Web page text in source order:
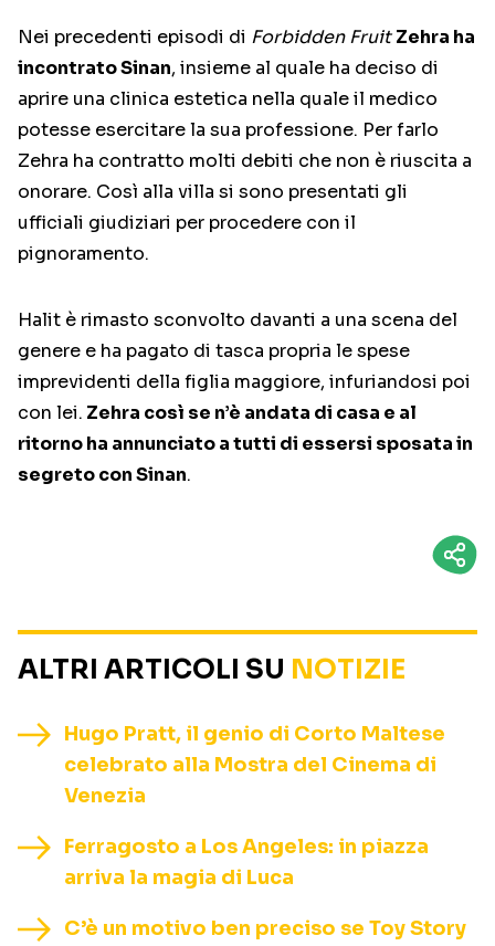
Nei precedenti episodi di Forbidden Fruit Zehra ha
incontrato Sinan, insieme al quale ha deciso di
aprire una clinica estetica nella quale il medico
potesse esercitare la sua professione. Per farlo
Zehra ha contratto molti debiti che non è riuscita a
onorare. Così alla villa si sono presentati gli
ufficiali giudiziari per procedere con il
pignoramento.
Halit è rimasto sconvolto davanti a una scena del
genere e ha pagato di tasca propria le spese
imprevidenti della figlia maggiore, infuriandosi poi
con lei. Zehra così se n’è andata di casa e al
ritorno ha annunciato a tutti di essersi sposata in
segreto con Sinan.
ALTRI ARTICOLI SU NOTIZIE
Hugo Pratt, il genio di Corto Maltese
celebrato alla Mostra del Cinema di
Venezia
Ferragosto a Los Angeles: in piazza
arriva la magia di Luca
C’è un motivo ben preciso se Toy Story